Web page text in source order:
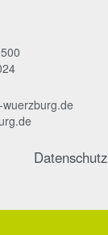
Datenschutz